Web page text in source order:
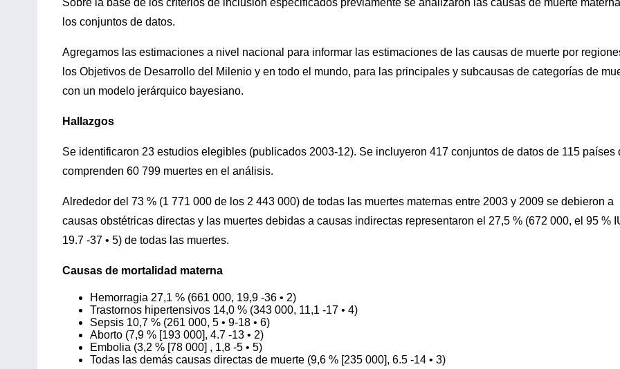
los conjuntos de datos.
Agregamos las estimaciones a nivel nacional para informar las estimaciones de las causas de muerte por
los Objetivos de Desarrollo del Milenio y en todo el mundo, para las principales y subcausas de categorías de
con un modelo jerárquico bayesiano.
Hallazgos
Se identificaron 23 estudios elegibles (publicados 2003-12). Se incluyeron 417 conjuntos de datos de 115 países
comprenden 60 799 muertes en el análisis.
Alrededor del 73 % (1 771 000 de los 2 443 000) de todas las muertes maternas entre 2003 y 2009 se debieron a
causas obstétricas directas y las muertes debidas a causas indirectas representaron el 27,5 % (672 000, el 95 %
19.7 -37 • 5) de todas las muertes.
Causas de mortalidad materna
Hemorragia 27,1 % (661 000, 19,9 -36 • 2)
Trastornos hipertensivos 14,0 % (343 000, 11,1 -17 • 4)
Sepsis 10,7 % (261 000, 5 • 9-18 • 6)
Aborto (7,9 % [193 000], 4.7 -13 • 2)
Embolia (3,2 % [78 000] , 1,8 -5 • 5)
Todas las demás causas directas de muerte (9,6 % [235 000], 6.5 -14 • 3)